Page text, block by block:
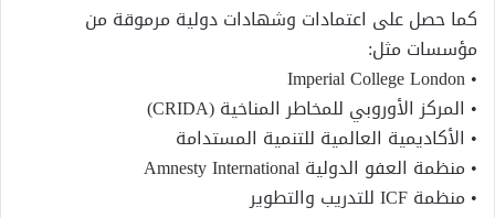
كما حصل على اعتمادات وشهادات دولية مرموقة من
مؤسسات مثل:
• Imperial College London
• المركز الأوروبي للمخاطر المناخية (CRIDA)
• الأكاديمية العالمية للتنمية المستدامة
• منظمة العفو الدولية Amnesty International
• منظمة ICF للتدريب والتطوير